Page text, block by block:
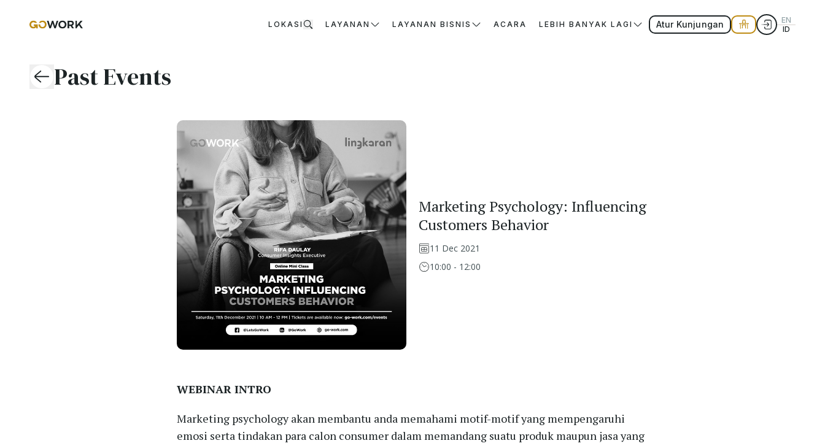
LOKASI LAYANAN LAYANAN BISNIS ACARA LEBIH BANYAK LAGI Atur Kunjungan
EN
ID
Past Events
Marketing Psychology: Influencing
Customers Behavior
11 Dec 2021
10:00 - 12:00
WEBINAR INTRO
Marketing psychology akan membantu anda memahami motif-motif yang mempengaruhi
emosi serta tindakan para calon consumer dalam memandang suatu produk maupun jasa yang